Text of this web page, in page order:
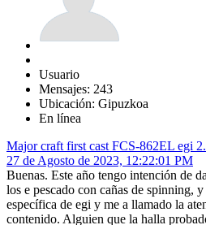
Usuario
Mensajes: 243
Ubicación: Gipuzkoa
En línea
Major craft first cast FCS-862EL egi
27 de Agosto de 2023, 12:22:01 PM
Buenas. Este año tengo intención de
los e pescado con cañas de spinning,
específica de egi y me a llamado la
contenido. Alguien que la halla